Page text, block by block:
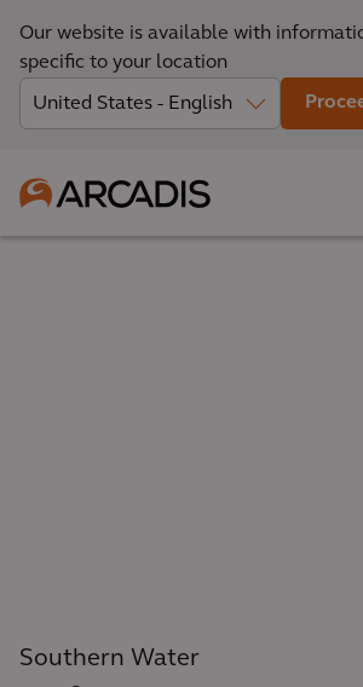
Our website is available with
specific to your location
Southern Water